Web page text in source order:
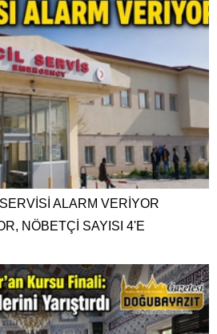
ALARM VERİYOR
NÖBETÇİ SAYISI 4'E